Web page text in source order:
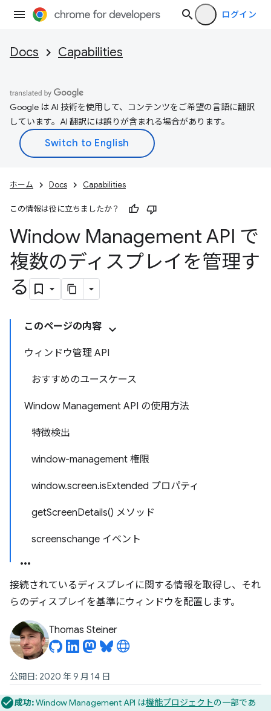
ログイン
Docs Capabilities
Google は AI 技術を使用して、コンテンツをご希望の言語に翻訳
しています。AI 翻訳には誤りが含まれる場合があります。
ホーム Docs Capabilities
この情報は役に立ちましたか？
Window Management API で
複数のディスプレイを管理す
る
このページの内容
ウィンドウ管理 API
おすすめのユースケース
Window Management API の使用方法
特徴検出
window-management 権限
window.screen.isExtended プロパティ
getScreenDetails() メソッド
screenschange イベント
接続されているディスプレイに関する情報を取得し、それ
らのディスプレイを基準にウィンドウを配置します。
Thomas Steiner
公開日: 2020 年 9 月 14 日
成功:Window Management API は機能プロジェクトの一部であ